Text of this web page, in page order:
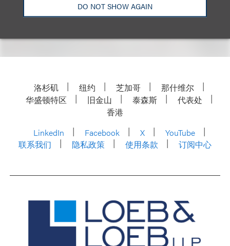
DO NOT SHOW AGAIN
洛杉矶 纽约 芝加哥
那什维尔
华盛顿特区
旧金山 泰森斯
代表处
香港
LinkedIn
Facebook X
YouTube
联系我们
隐私政策 使用条款 订阅中心